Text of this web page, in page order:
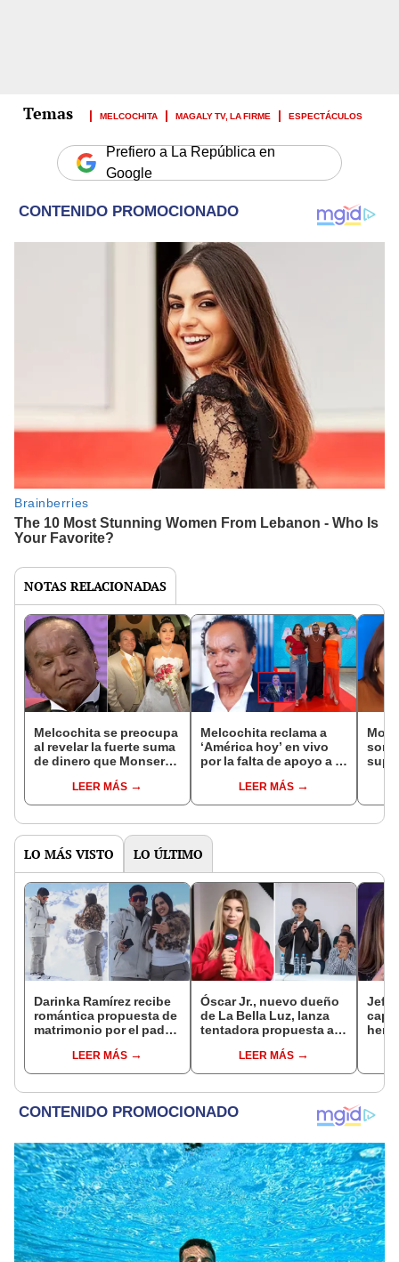
MELCOCHITA MAGALY TV, LA FIRME ESPECTÁCULOS
Prefiero a La República en
Google
NOTAS RELACIONADAS
Melcochita se preocupa
al revelar la fuerte suma
de dinero que Monserrat
para sus hijas
LEER MÁS
Melcochita reclama a
‘América hoy’ en vivo
por la falta de apoyo a la
Manolo Rojas: "Aunque
se molesten, es la
LEER MÁS
LO MÁS VISTO LO ÚLTIMO
Darinka Ramírez recibe
romántica propuesta de
matrimonio por el padre
nervios, lágrimas y
muchísima felicidad"
LEER MÁS
Óscar Jr., nuevo dueño
de La Bella Luz, lanza
tentadora propuesta a
denuncia por
tocamientos: “Va a
LEER MÁS